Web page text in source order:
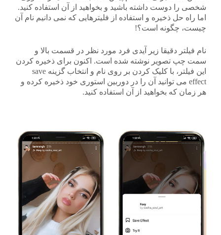
شخصی را دوست داشته باشید و بخواهید از آن استفاده کنید.
اما راه حل ذخیره و استفاده از فلیترهایی که نمی دانیم نام آن
چیست، چگونه است؟!
نام فیلتر دقیقا زیر آیدی فرد مورد نظر در قسمت بالا و
سمت چپ تصویر نوشته شده است. اکنون برای ذخیره کردن
این فیلتر، با کلیک کردن بر روی نام و انتخاب گزینه save
effect می توانید آن را در دوربین استوری خود ذخیره کرده و
هر زمان که بخواهید از آن استفاده کنید.